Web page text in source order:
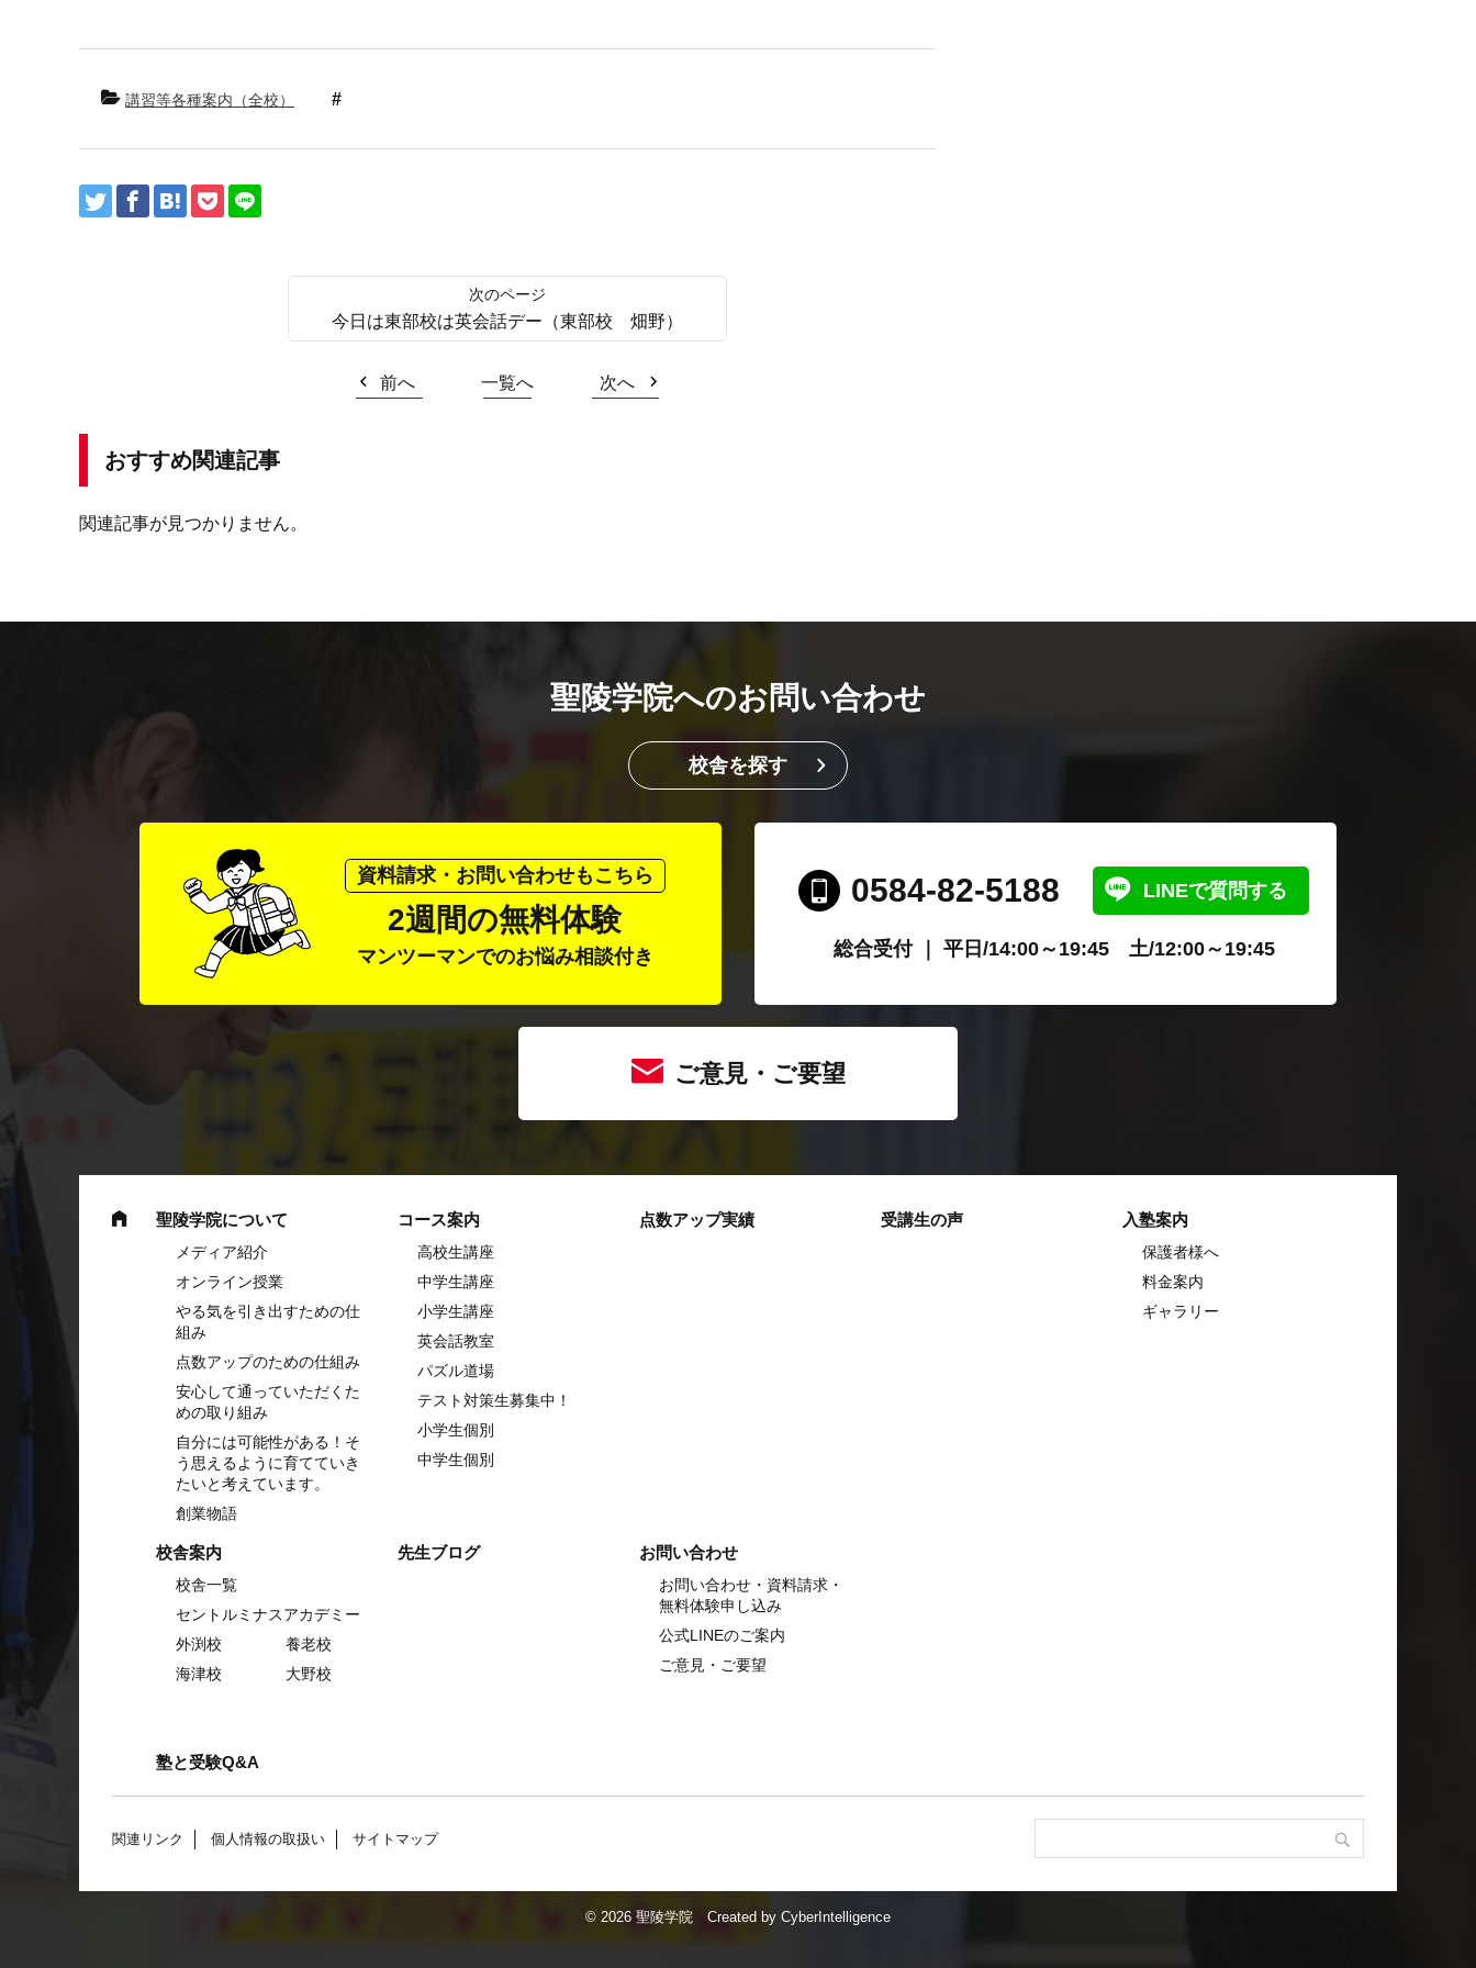
講習等各種案内（全校）
今日は東部校は英会話デー（東部校 畑野）
前へ 一覧へ 次へ
おすすめ関連記事
関連記事が見つかりません。
聖陵学院へのお問い合わせ
校舎を探す
資料請求・お問い合わせもこちら
2週間の無料体験
マンツーマンでのお悩み相談付き
0584-82-5188 LINEで質問する
総合受付 ｜ 平日/14:00～19:45 土/12:00～19:45
ご意見・ご要望
聖陵学院について
メディア紹介
オンライン授業
やる気を引き出すための仕
組み
点数アップのための仕組み
安心して通っていただくた
めの取り組み
自分には可能性がある！そ
う思えるように育てていき
たいと考えています。
創業物語
コース案内
高校生講座
中学⽣講座
⼩学⽣講座
英会話教室
パズル道場
テスト対策生募集中！
小学生個別
中学生個別
点数アップ実績 受講生の声 入塾案内
保護者様へ
料金案内
ギャラリー
校舎案内
校舎一覧
セントルミナスアカデミー
外渕校
養老校
海津校
大野校
先生ブログ お問い合わせ
お問い合わせ・資料請求・
無料体験申し込み
公式LINEのご案内
ご意見・ご要望
塾と受験Q&A
関連リンク 個人情報の取扱い サイトマップ
© 2026 聖陵学院 Created by CyberIntelligence